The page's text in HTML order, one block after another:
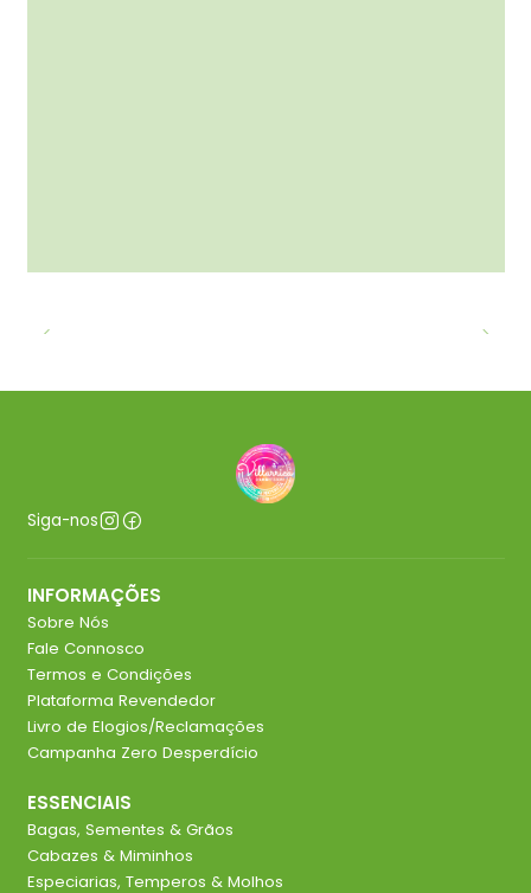
Siga-nos
INFORMAÇÕES
Sobre Nós
Fale Connosco
Termos e Condições
Plataforma Revendedor
Livro de Elogios/Reclamações
Campanha Zero Desperdício
ESSENCIAIS
Bagas, Sementes & Grãos
Cabazes & Miminhos
Especiarias, Temperos & Molhos